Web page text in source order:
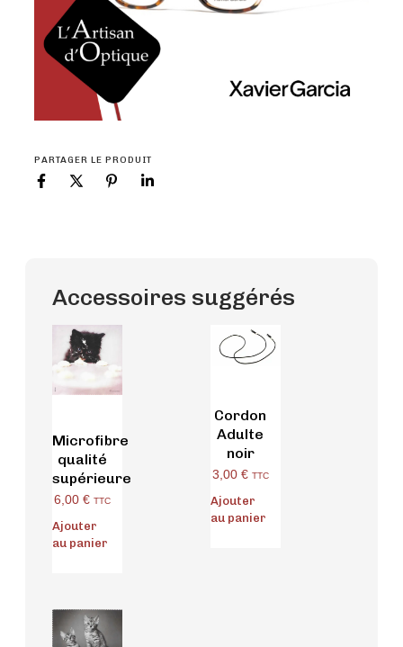
PARTAGER LE PRODUIT
Accessoires suggérés
Microfibre
qualité
supérieure
6,00 € TTC
Ajouter
au panier
Cordon
Adulte
noir
3,00 € TTC
Ajouter
au panier